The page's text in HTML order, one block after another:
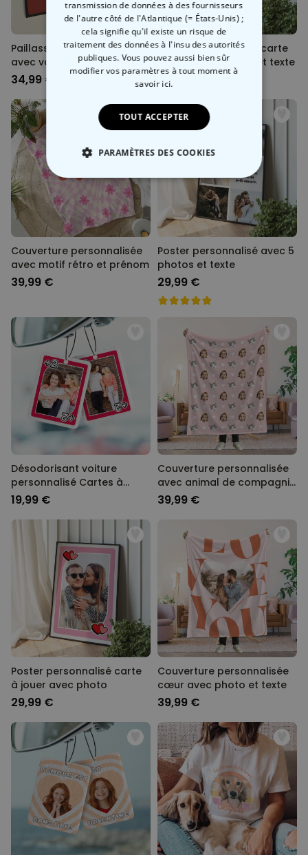
Paillasson personnalisé
avec votre animal de
compagnie et texte
34,99 €
Poster personnalisé carte
à jouer avec photo et texte
29,99 €
Couverture personnalisée
avec motif rétro et prénom
39,99 €
Poster personnalisé avec 5
photos et texte
29,99 €
Désodorisant voiture
personnalisé Cartes à
jouer avec photo - Lot de 2
19,99 €
Couverture personnalisée
avec animal de compagnie
et visage
39,99 €
Poster personnalisé carte
à jouer avec photo
29,99 €
Couverture personnalisée
cœur avec photo et texte
39,99 €
transmission de données à des fournisseurs
de l'autre côté de l'Atlantique (= États-Unis) ;
cela signifie qu'il existe un risque de
traitement des données à l'insu des autorités
publiques. Vous pouvez aussi bien sûr
modifier vos paramètres à tout momentà
savoir ici.
TOUT ACCEPTER
PARAMÈTRES DES COOKIES
STRICTEMENT NÉCESSAIRE
PERFORMANCE
COMMERCIALISATION